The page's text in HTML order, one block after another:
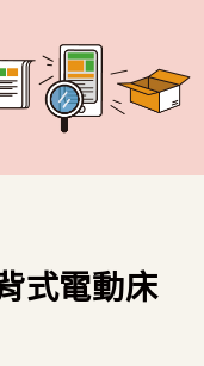
式電動床